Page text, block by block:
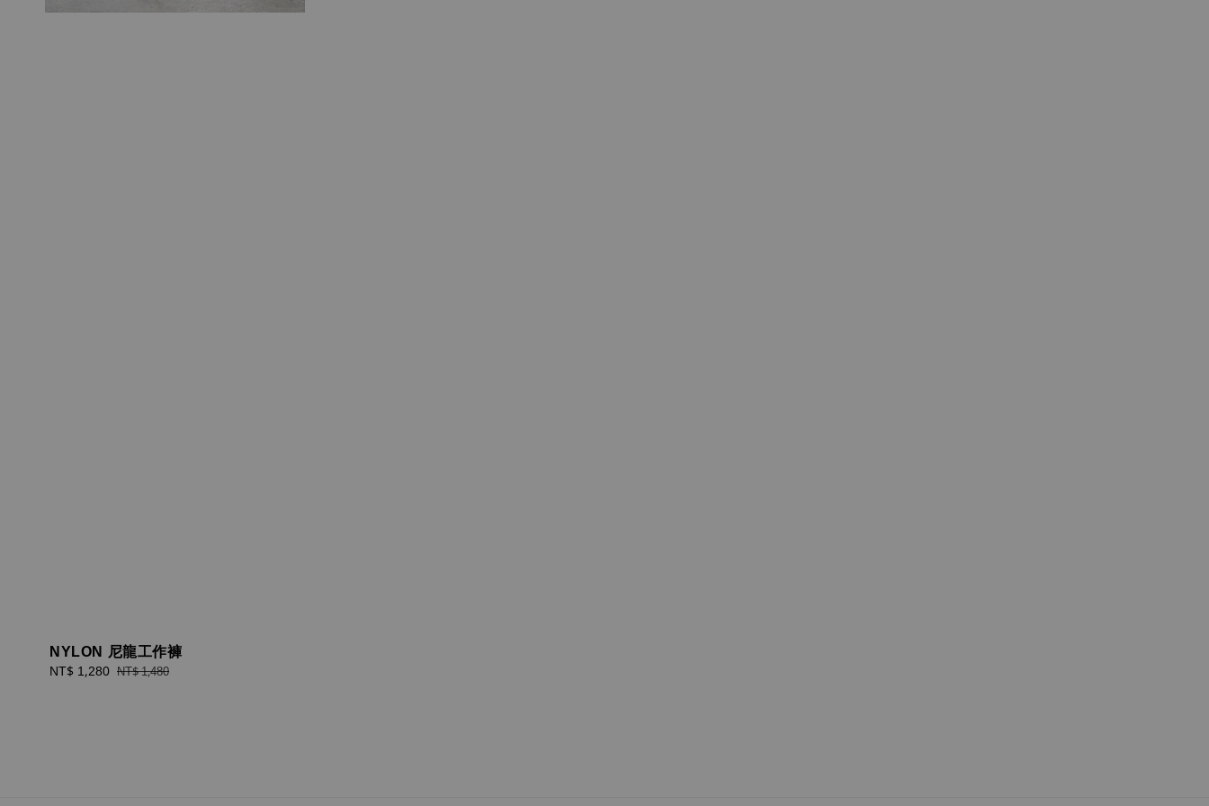
NYLON 尼龍工作褲
Sale
NT$ 1,280 Regular
NT$ 1,480